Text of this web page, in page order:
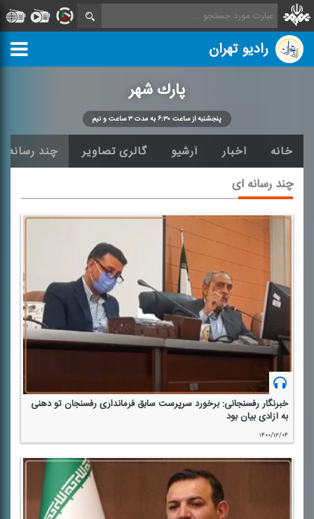
رادیو تهران
پارك شهر
پنجشنبه از ساعت ۶:۳۰ به مدت ۳ ساعت و نیم
خانه اخبار آرشیو گالری تصاویر چند رسانه
چند رسانه ای
خبرنگار رفسنجانی: برخورد سرپرست سابق فرمانداری رفسنجان تو دهنی
به آزادی بیان بود
۱۴۰۰/۱۲/۰۴